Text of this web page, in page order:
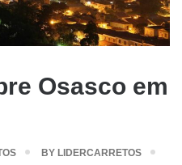
Osasco em
BY LIDERCARRETOS